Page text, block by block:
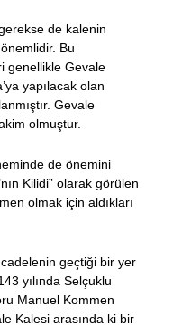
de kalenin
Bu
genellikle Gevale
yapılacak olan
Gevale
olmuştur.
de önemini
Kilidi” olarak görülen
olmak için aldıkları
geçtiği bir yer
yılında Selçuklu
Manuel Kommen
Kalesi arasında ki bir